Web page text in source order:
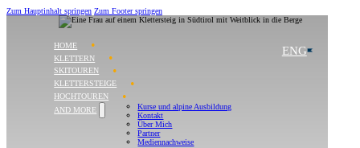
Zum Hauptinhalt springen Zum Footer springen
HOME
KLETTERN
SKITOUREN
KLETTERSTEIGE
HOCHTOUREN
AND MORE
Kurse und alpine Ausbildung
Kontakt
Über Mich
Partner
Mediennachweise
ENG